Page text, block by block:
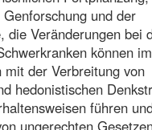
und der
die Veränderungen bei
können im
mit der Verbreitung von
hedonistischen
führen
ungerechten